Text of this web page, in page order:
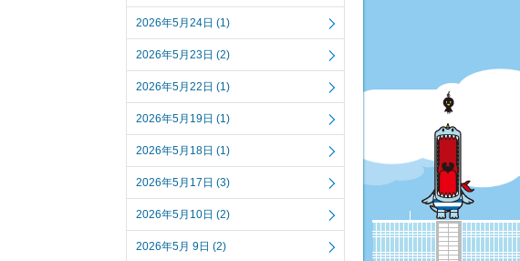
2026年5月24日 (1)
2026年5月23日 (2)
2026年5月22日 (1)
2026年5月19日 (1)
2026年5月18日 (1)
2026年5月17日 (3)
2026年5月10日 (2)
2026年5月 9日 (2)